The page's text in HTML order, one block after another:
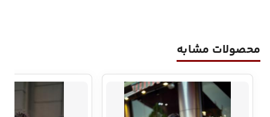
محصولات مشابه